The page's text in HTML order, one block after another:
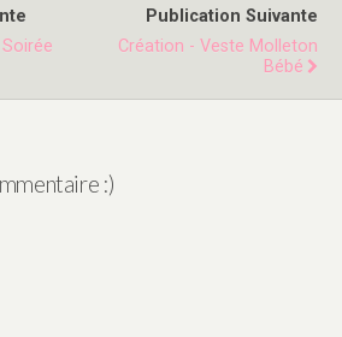
Publication Suivante
Création - Veste Molleton
Bébé
:)